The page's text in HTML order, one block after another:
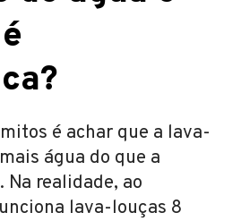
é achar que a lava-
água do que a
Na realidade, ao
lava-louças 8